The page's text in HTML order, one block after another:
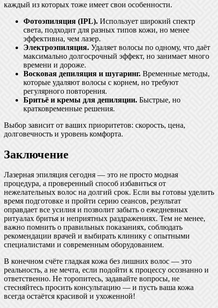
каждый из которых тоже имеет свои особенности.
Фотоэпиляция (IPL). Использует широкий спектр
света, подходит для разных типов кожи, но менее
эффективна, чем лазер.
Электроэпиляция. Удаляет волосы по одному, что даёт
максимально долгосрочный эффект, но занимает много
времени и дороже.
Восковая депиляция и шугаринг. Временные методы,
которые удаляют волосы с корнем, но требуют
регулярного повторения.
Бритьё и кремы для депиляции. Быстрые, но
кратковременные решения.
Выбор зависит от ваших приоритетов: скорость, цена,
долговечность и уровень комфорта.
Заключение
Лазерная эпиляция сегодня — это не просто модная
процедура, а проверенный способ избавиться от
нежелательных волос на долгий срок. Если вы готовы уделить
время подготовке и пройти серию сеансов, результат
оправдает все усилия и позволит забыть о ежедневных
ритуалах бритья и неприятных раздражениях. Тем не менее,
важно помнить о правильных показаниях, соблюдать
рекомендации врачей и выбирать клинику с опытными
специалистами и современным оборудованием.
В конечном счёте гладкая кожа без лишних волос — это
реальность, а не мечта, если подойти к процессу осознанно и
ответственно. Не торопитесь, задавайте вопросы, не
стесняйтесь просить консультацию — и пусть ваша кожа
всегда остаётся красивой и ухоженной!